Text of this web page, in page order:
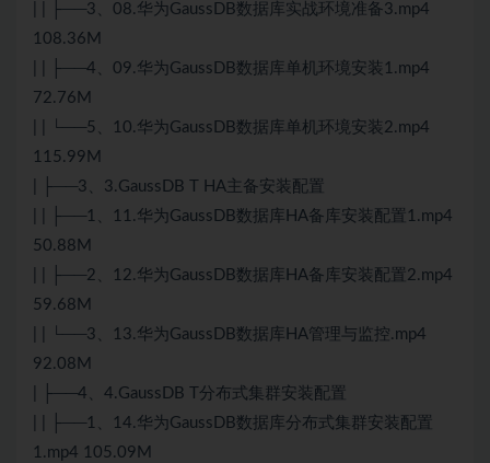
| | ├──3、08.华为GaussDB数据库实战环境准备3.mp4
108.36M
| | ├──4、09.华为GaussDB数据库单机环境安装1.mp4
72.76M
| | └──5、10.华为GaussDB数据库单机环境安装2.mp4
115.99M
| ├──3、3.GaussDB T HA主备安装配置
| | ├──1、11.华为GaussDB数据库HA备库安装配置1.mp4
50.88M
| | ├──2、12.华为GaussDB数据库HA备库安装配置2.mp4
59.68M
| | └──3、13.华为GaussDB数据库HA管理与监控.mp4
92.08M
| ├──4、4.GaussDB T 分布式集群安装配置
| | ├──1、14.华为GaussDB数据库分布式集群安装配置
1.mp4 105.09M